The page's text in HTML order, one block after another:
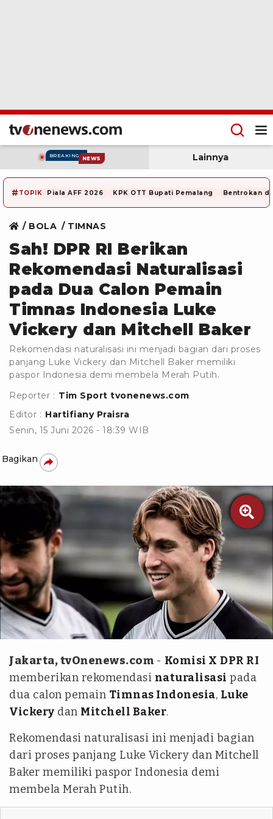
BREAKING NEWS Lainnya
# TOPIK Piala AFF 2026 KPK OTT Bupati Pemalang Bentrokan di
BOLA TIMNAS
Sah! DPR RI Berikan
Rekomendasi Naturalisasi
pada Dua Calon Pemain
Timnas Indonesia Luke
Vickery dan Mitchell Baker
Rekomendasi naturalisasi ini menjadi bagian dari proses
panjang Luke Vickery dan Mitchell Baker memiliki
paspor Indonesia demi membela Merah Putih.
Reporter : Tim Sport tvonenews.com
Editor : Hartifiany Praisra
Senin, 15 Juni 2026 - 18:39 WIB
Bagikan

instagram.com/mfcbulls/
Jakarta, tvOnenews.com - Komisi X DPR RI
memberikan rekomendasi naturalisasi pada
dua calon pemain Timnas Indonesia, Luke
Vickery dan Mitchell Baker.
Rekomendasi naturalisasi ini menjadi bagian
dari proses panjang Luke Vickery dan Mitchell
Baker memiliki paspor Indonesia demi
membela Merah Putih.